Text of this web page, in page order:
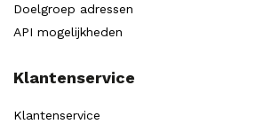
Doelgroep adressen
API mogelijkheden
Klantenservice
Klantenservice